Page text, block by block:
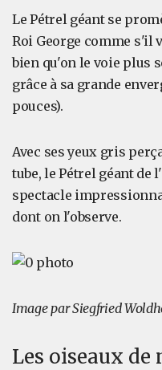
Le Pétrel géant se
Roi George comme s'il
bien qu'on le voie plus
grâce à sa grande
pouces).
Avec ses yeux gris
tube, le Pétrel géant de
spectacle
dont on l'observe.
Image par Siegfried
Les oiseaux de